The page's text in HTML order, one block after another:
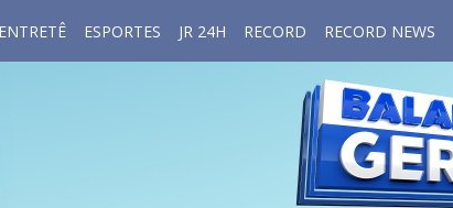
ENTRETÊ ESPORTES JR 24H RECORD RECORD NEWS